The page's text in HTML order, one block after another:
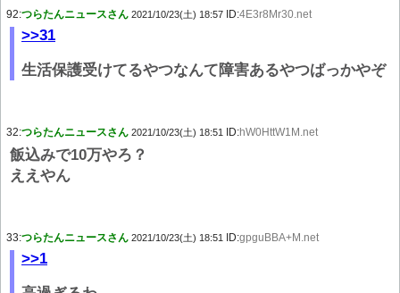
92:つらたんニュースさん 2021/10/23(土) 18:57 ID:4E3r8Mr30.net
>>31
生活保護受けてるやつなんて障害あるやつばっかやぞ
32:つらたんニュースさん 2021/10/23(土) 18:51 ID:hW0HttW1M.net
飯込みで10万やろ？
ええやん
33:つらたんニュースさん 2021/10/23(土) 18:51 ID:gpguBBA+M.net
>>1